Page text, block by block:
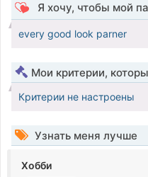
Я хочу, чтобы мой
every good look parner
Мои критерии,
Критерии не настроены
Узнать меня лучше
Хобби